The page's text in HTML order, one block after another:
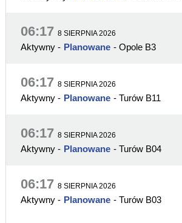
06:17 8 SIERPNIA 2026
Aktywny- Planowane - Opole B3
06:17 8 SIERPNIA 2026
Aktywny- Planowane - Turów B11
06:17 8 SIERPNIA 2026
Aktywny- Planowane - Turów B04
06:17 8 SIERPNIA 2026
Aktywny- Planowane - Turów B03